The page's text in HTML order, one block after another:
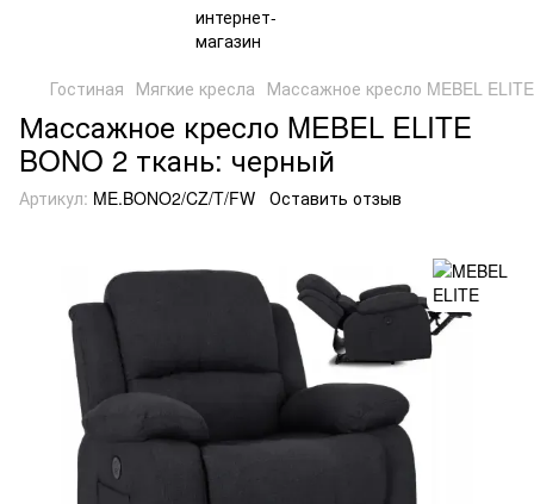
Гостиная Мягкие кресла Массажное кресло MEBEL
Массажное кресло MEBEL ELITE
BONO 2 ткань: черный
Артикул: ME.BONO2/CZ/T/FW Оставить отзыв